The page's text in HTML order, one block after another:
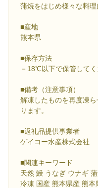
蒲焼をはじめ様々な料理
■産地
熊本県
■保存方法
－18℃以下で保管してく
■備考（注意事項）
解凍したものを再度凍
ります。
■返礼品提供事業者
ゲイコー水産株式会社
■関連キーワード
天然 鰻 うなぎ ウナギ
冷凍 国産 熊本県産 熊本